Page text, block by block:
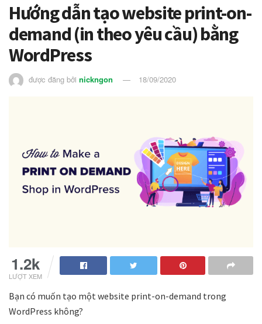
Hướng dẫn tạo website print-on-
demand (in theo yêu cầu) bằng
WordPress
được đăng bởi nickngon 18/09/2020
1.2k
LƯỢT XEM
Bạn có muốn tạo một website print-on-demand trong
WordPress không?